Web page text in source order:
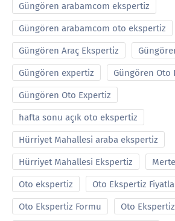
Güngören arabamcom ekspertiz
Güngören arabamcom oto ekspertiz
Güngören Araç Ekspertiz
Güngören expertiz Güngören Oto
Güngören Oto Expertiz
hafta sonu açık oto ekspertiz
Hürriyet Mahallesi araba ekspertiz
Hürriyet Mahallesi Ekspertiz
Oto ekspertiz Oto Ekspertiz
Oto Ekspertiz Formu Oto